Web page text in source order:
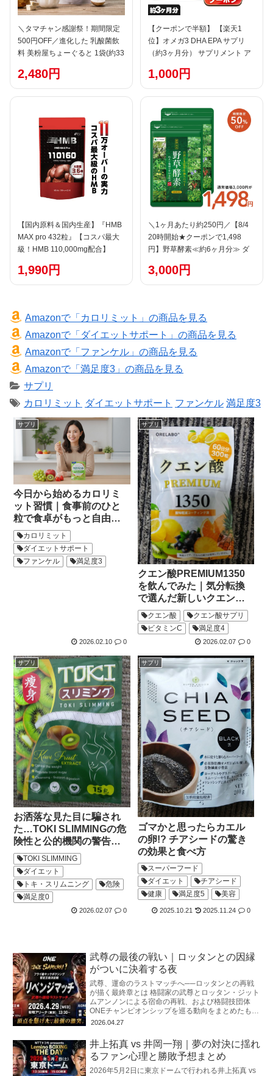
＼タマチャン感謝祭！期間限定
500円OFF／進化した 乳酸菌飲
料 美粉屋ちょーぐると 1袋(約33
菌 砂糖不使用 送料無料 植物性
動物性乳酸菌|ビフィズス菌 サプ
2,480円
【クーポンで半額】 【楽天1
位】オメガ3 DHA EPA サプリ
（約3ヶ月分） サプリメント ア
DHAサプリ DHA EPA dha epa
オメガ脂肪酸 魚油 ダイエット
子供 サプリメント ポイント消化
送料無料 オーガランド
1,000円
【国内原料＆国内生産】『HMB
MAX pro 432粒』【コスパ最大
級！HMB 110,000mg配合】
1,990円
＼1ヶ月あたり約250円／【8/4
20時開始★クーポンで1,498
円】野草酵素≪約6ヶ月分≫ ダ
酵素 カプセル 野菜 野草 果物 発
酵 熟成 ダイエットサプリ 送料
3,000円
Amazonで「カロリミット」の商品を見る
Amazonで「ダイエットサポート」の商品を見る
Amazonで「ファンケル」の商品を見る
Amazonで「満足度3」の商品を見る
サプリ
カロリミット ダイエットサポート ファンケル 満足度3
サプリ
今日から始めるカロリミ
ット習慣｜食事前のひと
粒で食卓がもっと自由に
なる理由
カロリミット
ダイエットサポート
ファンケル
満足度3
2026.02.10 0
サプリ
クエン酸PREMIUM1350
を飲んでみた｜気分転換
で選んだ新しいクエン酸
習慣クエン酸
クエン酸サプリ
ビタミンC
満足度4
2026.02.07 0
サプリ
お洒落な見た目に騙され
た…TOKI SLIMMINGの危
険性と公的機関の警告ま
とめTOKI SLIMMING
ダイエット
トキ・スリムニング
危険
満足度0
2026.02.07 0
サプリ
ゴマかと思ったらカエル
の卵!? チアシードの驚き
の効果と食べ方
スーパーフード
ダイエット
チアシード
健康
満足度5 美容
2025.10.21 2025.11.24 0
武尊の最後の戦い｜ロッタンとの因縁
がついに決着する夜
武尊、運命のラストマッチへ──ロッタンとの再戦
が描く最終章とは 格闘家の武尊とロッタン・ジット
ムアンノンによる宿命の再戦、および格闘技団体
ONEチャンピオンシップを巡る動向をまとめたもの
です。 両者は2025年3月の初対
2026.04.27
井上拓真 vs 井岡一翔｜夢の対決に揺れ
るファン心理と勝敗予想まとめ
2026年5月2日に東京ドームで行われる井上拓真 vs